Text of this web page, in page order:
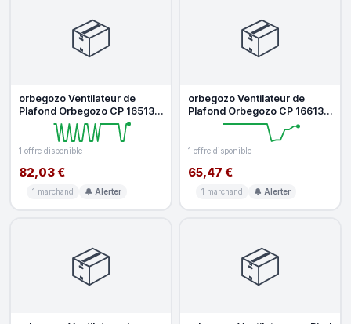
📦
orbegozo Ventilateur de
Plafond Orbegozo CP 165132
40W 6 Vitesses Silencieux
1 offre disponible
82,03 €
1 marchand 🔔 Alerter
📦
orbegozo Ventilateur de
Plafond Orbegozo CP 166132
30W 6 Vitesses Silencieux
1 offre disponible
65,47 €
1 marchand 🔔 Alerter
📦 📦